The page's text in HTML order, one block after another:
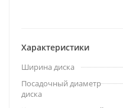
Характеристики
Ширина диска
Посадочный диаметр
диска